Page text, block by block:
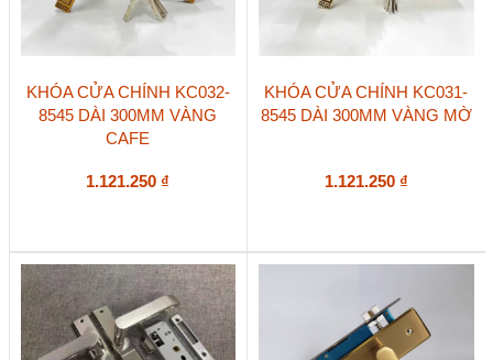
KHÓA CỬA CHÍNH KC032-
8545 DÀI 300MM VÀNG
CAFE
1.121.250 ₫
KHÓA CỬA CHÍNH KC031-
8545 DÀI 300MM VÀNG MỜ
1.121.250 ₫